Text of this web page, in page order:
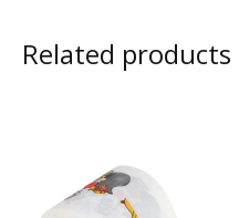
Related products